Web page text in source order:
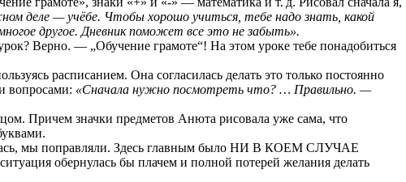
деле — учёбе. Чтобы хорошо учиться, тебе надо знать, какой
другое. Дневник поможет все это не забыть».
Верно. — „Обучение грамоте“! На этом уроке тебе понадобиться
расписанием. Она согласилась делать это только постоянно
вопросами: «Сначала нужно посмотреть что? … Правильно. —
Причем значки предметов Анюта рисовала уже сама, что
мы поправляли. Здесь главным было НИ В КОЕМ СЛУЧАЕ
обернулась бы плачем и полной потерей желания делать